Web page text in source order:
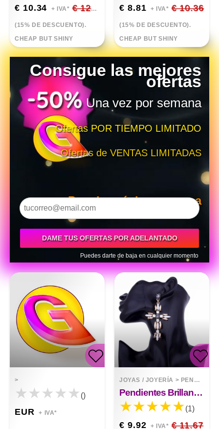
€ 10.34 + IVA* € 12.17
(15% DE DESCUENTO).
CHEAP BUT SHINY
€ 8.81 + IVA* € 10.36
(15% DE DESCUENTO).
CHEAP BUT SHINY
>
()
EUR + IVA*
JOYAS / JOYERÍA > PENDIENTES
Pendientes Brillantes Exagerados En Forma De Cruz
(1)
€ 9.92 + IVA* € 11.67
Consigue las mejores
ofertas
Una vez por semana
Ofertas POR TIEMPO LIMITADO
Ofertas de VENTAS LIMITADAS
Para la próxima semana
DAME TUS OFERTAS POR ADELANTADO
Puedes darte de baja en cualquier momento